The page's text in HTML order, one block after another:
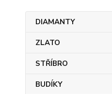
DIAMANTY
ZLATO
STŘÍBRO
BUDÍKY